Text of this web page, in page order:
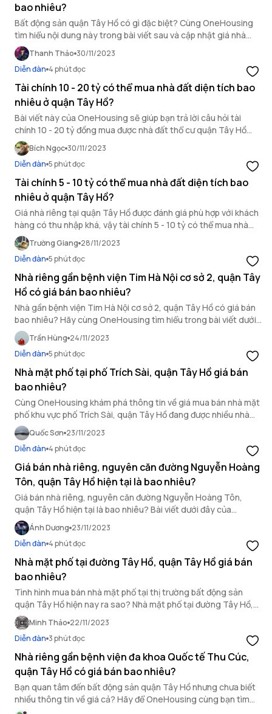
bao nhiêu?
Bất động sản quận Tây Hồ có gì đặc biệt? Cùng OneHousing
tìm hiểu nội dung này trong bài viết sau và cập nhật giá nhà
riêng nguyên căn 2 mặt tiền quận Tây Hồ.
Thanh Thảo 30/11/2023
Diễn đàn 4 phút đọc
Tài chính 10 - 20 tỷ có thể mua nhà đất diện tích bao
nhiêu ở quận Tây Hồ?
Bài viết này của OneHousing sẽ giúp bạn trả lời câu hỏi tài
chính 10 - 20 tỷ đồng mua được nhà đất thổ cư quận Tây Hồ
diện tích bao nhiêu?
Bích Ngọc 30/11/2023
Diễn đàn 5 phút đọc
Tài chính 5 - 10 tỷ có thể mua nhà đất diện tích bao
nhiêu ở quận Tây Hồ?
Giá nhà riêng tại quận Tây Hồ được đánh giá phù hợp với khách
hàng có thu nhập khá, vậy tài chính 5 - 10 tỷ có thể mua nhà
đất thổ cư quận Tây Hồ với diện tích bao nhiêu? Cùng
OneHousing tìm hiểu ngay.
Trường Giang 28/11/2023
Diễn đàn 5 phút đọc
Nhà riêng gần bệnh viện Tim Hà Nội cơ sở 2, quận Tây
Hồ có giá bán bao nhiêu?
Nhà gần bệnh viện Tim Hà Nội cơ sở 2, quận Tây Hồ có giá bán
bao nhiêu? Hãy cùng OneHousing tìm hiểu trong bài viết dưới
đây!
Trần Hùng 24/11/2023
Diễn đàn 5 phút đọc
Nhà mặt phố tại phố Trích Sài, quận Tây Hồ giá bán
bao nhiêu?
Cùng OneHousing khám phá thông tin về giá mua bán nhà mặt
phố khu vực phố Trích Sài, quận Tây Hồ đang được nhiều nhà
đầu tư và khách hàng quan tâm ngay sau đây.
Quốc Sơn 23/11/2023
Diễn đàn 4 phút đọc
Giá bán nhà riêng, nguyên căn đường Nguyễn Hoàng
Tôn, quận Tây Hồ hiện tại là bao nhiêu?
Giá bán nhà riêng, nguyên căn đường Nguyễn Hoàng Tôn,
quận Tây Hồ hiện tại là bao nhiêu? Bài viết dưới đây của
OneHousing sẽ cho bạn lời giải đáp chính xác nhất.
Ánh Dương 23/11/2023
Diễn đàn 4 phút đọc
Nhà mặt phố tại đường Tây Hồ, quận Tây Hồ giá bán
bao nhiêu?
Tình hình mua bán nhà mặt phố tại thị trường bất động sản
quận Tây Hồ hiện nay ra sao? Nhà mặt phố tại đường Tây Hồ,
quận Tây Hồ giá bán bao nhiêu? Cùng OneHousing tìm hiểu!
Minh Thảo 22/11/2023
Diễn đàn 3 phút đọc
Nhà riêng gần bệnh viện đa khoa Quốc tế Thu Cúc,
quận Tây Hồ có giá bán bao nhiêu?
Bạn quan tâm đến bất động sản quận Tây Hồ nhưng chưa biết
nhiều thông tin về giá cả? Hãy để OneHousing cùng bạn tìm
hiểu giá nhà gần bệnh viện đa khoa quốc tế Thu Cúc thuộc